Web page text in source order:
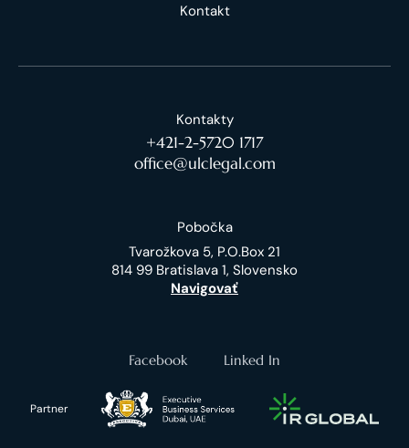
Kontakt
Kontakty
+421-2-5720 1717
office@ulclegal.com
Pobočka
Tvarožkova 5, P.O.Box 21
814 99 Bratislava 1, Slovensko
Navigovať
Facebook Linked In
Partner